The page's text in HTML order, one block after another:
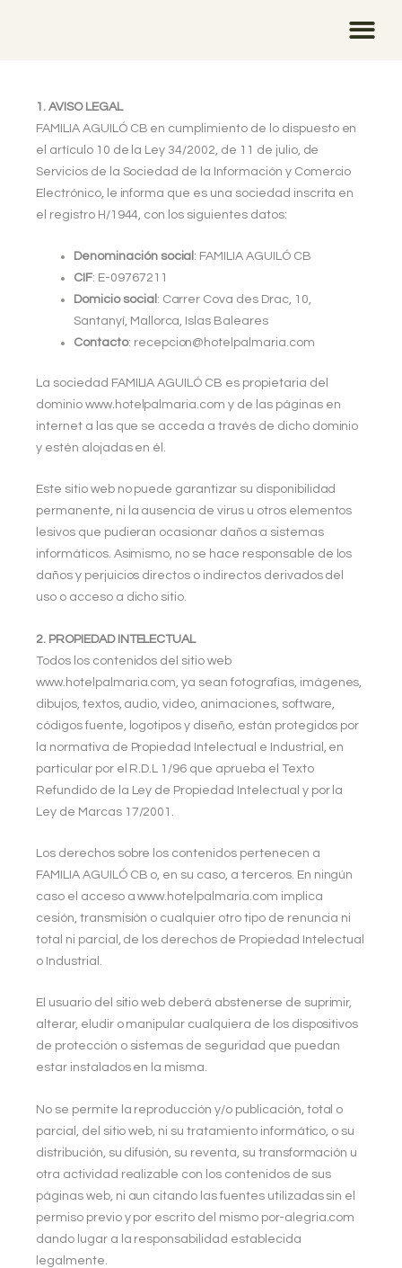
1. AVISO LEGAL
FAMILIA AGUILÓ CB en cumplimiento de lo dispuesto en
el artículo 10 de la Ley 34/2002, de 11 de julio, de
Servicios de la Sociedad de la Información y Comercio
Electrónico, le informa que es una sociedad inscrita en
el registro H/1944 , con los siguientes datos:
Denominación social : FAMILIA AGUILÓ CB
CIF: E-09767211
Domicio social : Carrer Cova des Drac, 10,
Santanyí, Mallorca, Islas Baleares
Contacto: recepcion@hotelpalmaria.com
La sociedad FAMILIA AGUILÓ CB es propietaria del
dominio www.hotelpalmaria.com y de las páginas en
internet a las que se acceda a través de dicho dominio
y estén alojadas en él.
Este sitio web no puede garantizar su disponibilidad
permanente, ni la ausencia de virus u otros elementos
lesivos que pudieran ocasionar daños a sistemas
informáticos. Asimismo, no se hace responsable de los
daños y perjuicios directos o indirectos derivados del
uso o acceso a dicho sitio.
2. PROPIEDAD INTELECTUAL
Todos los contenidos del sitio web
www.hotelpalmaria.com , ya sean fotografías, imágenes,
dibujos, textos, audio, video, animaciones, software,
códigos fuente, logotipos y diseño, están protegidos por
la normativa de Propiedad Intelectual e Industrial, en
particular por el R.D.L 1/96 que aprueba el Texto
Refundido de la Ley de Propiedad Intelectual y por la
Ley de Marcas 17/2001.
Los derechos sobre los contenidos pertenecen a
FAMILIA AGUILÓ CB o, en su caso, a terceros. En ningún
caso el acceso a www.hotelpalmaria.com implica
cesión, transmisión o cualquier otro tipo de renuncia ni
total ni parcial, de los derechos de Propiedad Intelectual
o Industrial.
El usuario del sitio web deberá abstenerse de suprimir,
alterar, eludir o manipular cualquiera de los dispositivos
de protección o sistemas de seguridad que puedan
estar instalados en la misma.
No se permite la reproducción y/o publicación, total o
parcial, del sitio web, ni su tratamiento informático, o su
distribución, su difusión, su reventa, su transformación u
otra actividad realizable con los contenidos de sus
páginas web, ni aun citando las fuentes utilizadas sin el
permiso previo y por escrito del mismo por-alegria.com
dando lugar a la responsabilidad establecida
legalmente.